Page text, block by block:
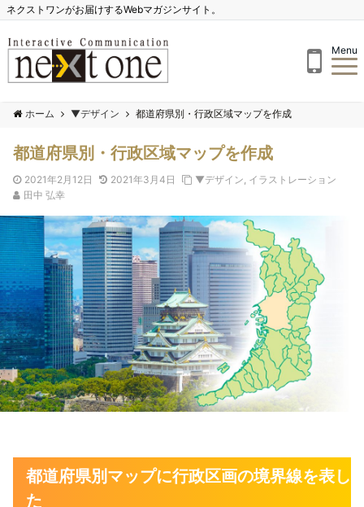
ネクストワンがお届けするWebマガジンサイト。
Menu
ホーム ▼デザイン 都道府県別・行政区域マップを作成
都道府県別・行政区域マップを作成
2021年2月12日 2021年3月4日 ▼デザイン, イラストレーション
田中 弘幸
都道府県別マップに行政区画の境界線を表し
た